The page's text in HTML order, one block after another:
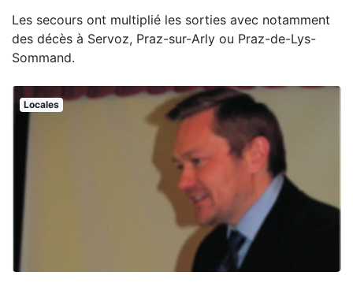
Les secours ont multiplié les sorties avec notamment
des décès à Servoz, Praz-sur-Arly ou Praz-de-Lys-
Sommand.
Locales